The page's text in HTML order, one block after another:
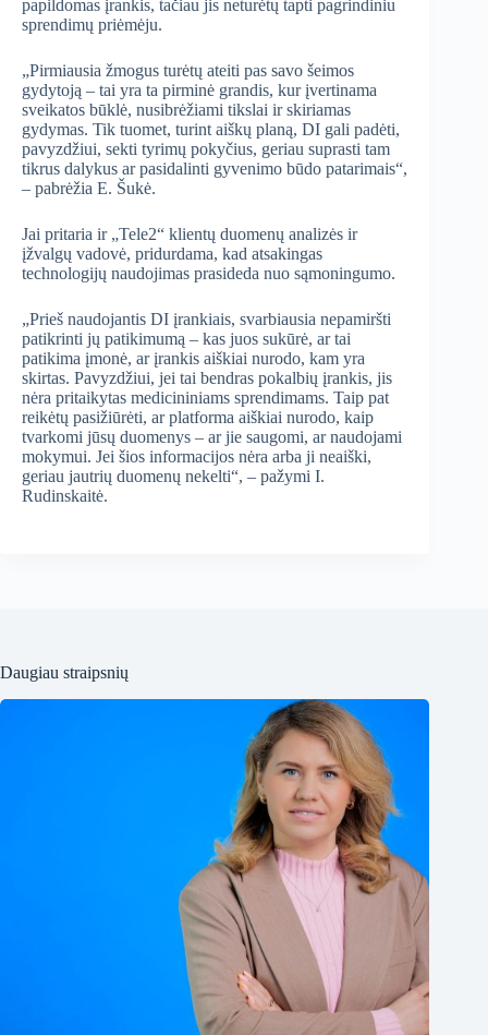
papildomas įrankis, tačiau jis neturėtų tapti pagrindiniu
sprendimų priėmėju.
„Pirmiausia žmogus turėtų ateiti pas savo šeimos
gydytoją – tai yra ta pirminė grandis, kur įvertinama
sveikatos būklė, nusibrėžiami tikslai ir skiriamas
gydymas. Tik tuomet, turint aiškų planą, DI gali padėti,
pavyzdžiui, sekti tyrimų pokyčius, geriau suprasti tam
tikrus dalykus ar pasidalinti gyvenimo būdo patarimais“,
– pabrėžia E. Šukė.
Jai pritaria ir „Tele2“ klientų duomenų analizės ir
įžvalgų vadovė, pridurdama, kad atsakingas
technologijų naudojimas prasideda nuo sąmoningumo.
„Prieš naudojantis DI įrankiais, svarbiausia nepamiršti
patikrinti jų patikimumą – kas juos sukūrė, ar tai
patikima įmonė, ar įrankis aiškiai nurodo, kam yra
skirtas. Pavyzdžiui, jei tai bendras pokalbių įrankis, jis
nėra pritaikytas medicininiams sprendimams. Taip pat
reikėtų pasižiūrėti, ar platforma aiškiai nurodo, kaip
tvarkomi jūsų duomenys – ar jie saugomi, ar naudojami
mokymui. Jei šios informacijos nėra arba ji neaiški,
geriau jautrių duomenų nekelti“, – pažymi I.
Rudinskaitė.
Daugiau straipsnių